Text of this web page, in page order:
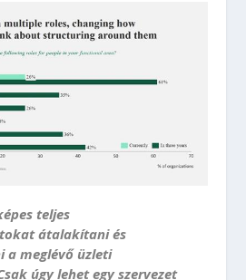
teljes
átalakítani és
a meglévő üzleti
úgy lehet egy szervezet